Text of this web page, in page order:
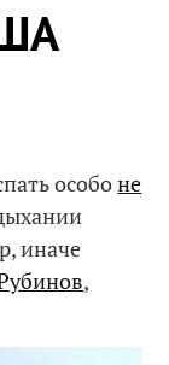
особоне
иначе
,